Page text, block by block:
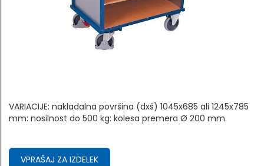
VARIACIJE: nakladalna površina (dxš) 1045x685 ali 1245x785
mm: nosilnost do 500 kg: kolesa premera Ø 200 mm.
VPRAŠAJ ZA IZDELEK